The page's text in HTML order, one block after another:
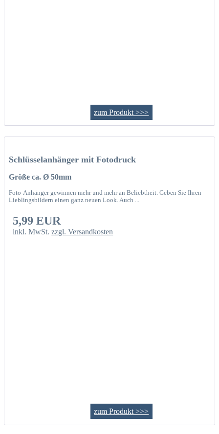
zum Produkt >>>
Schlüsselanhänger mit Fotodruck
Größe ca. Ø 50mm
Foto-Anhänger gewinnen mehr und mehr an Beliebtheit. Geben Sie Ihren
Lieblingsbildern einen ganz neuen Look. Auch ...
5,99 EUR
inkl. MwSt.zzgl. Versandkosten
zum Produkt >>>